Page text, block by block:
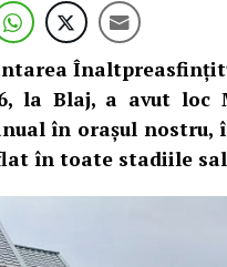
la Blaj, a avut loc
în orașul nostru,
în toate stadiile